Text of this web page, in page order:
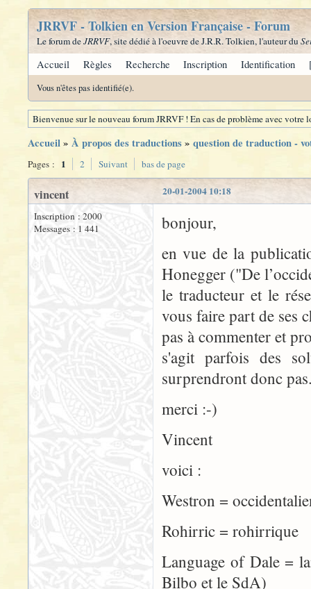
JRRVF - Tolkien en Version Française - Forum
Le forum deJRRVF, site dédié à l'oeuvre de J.R.R. Tolkien, l'auteur du
Accueil Règles Recherche Inscription Identification
Vous n'êtes pas identifié(e).
Bienvenue sur le nouveau forum JRRVF ! En cas de problème avec
Accueil» À propos des traductions» question de traduction -
Pages : 1 2 Suivant bas de page
20-01-2004 10:18
vincent
Inscription : 2000
Messages : 1 441
bonjour,
en vue de la
Honegger ("De
le traducteur et le
vous faire part de ses
pas à commenter et
s'agit parfois des
surprendront donc
merci :-)
Vincent
voici :
Westron =
Rohirric = rohirrique
Language of Dale
Bilbo et le SdA)